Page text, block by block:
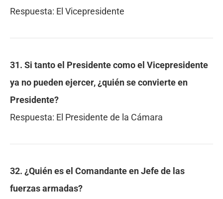
Respuesta: El Vicepresidente
31. Si tanto el Presidente como el Vicepresidente
ya no pueden ejercer, ¿quién se convierte en
Presidente?
Respuesta: El Presidente de la Cámara
32. ¿Quién es el Comandante en Jefe de las
fuerzas armadas?